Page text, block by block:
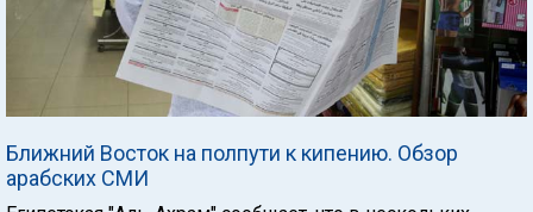
Ближний Восток на полпути к кипению. Обзор
арабских СМИ